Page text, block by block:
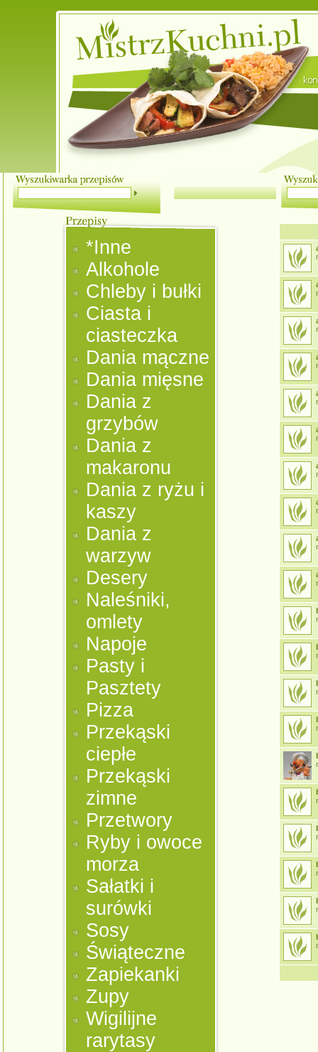
*Inne
Alkohole
Chleby i bułki
Ciasta i
ciasteczka
Dania mączne
Dania mięsne
Dania z
grzybów
Dania z
makaronu
Dania z ryżu i
kaszy
Dania z
warzyw
Desery
Naleśniki,
omlety
Napoje
Pasty i
Pasztety
Pizza
Przekąski
ciepłe
Przekąski
zimne
Przetwory
Ryby i owoce
morza
Sałatki i
surówki
Sosy
Świąteczne
Zapiekanki
Zupy
Wigilijne
rarytasy